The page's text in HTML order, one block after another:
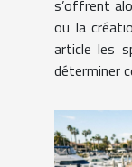
s’offrent
ou la
article les
déterminer